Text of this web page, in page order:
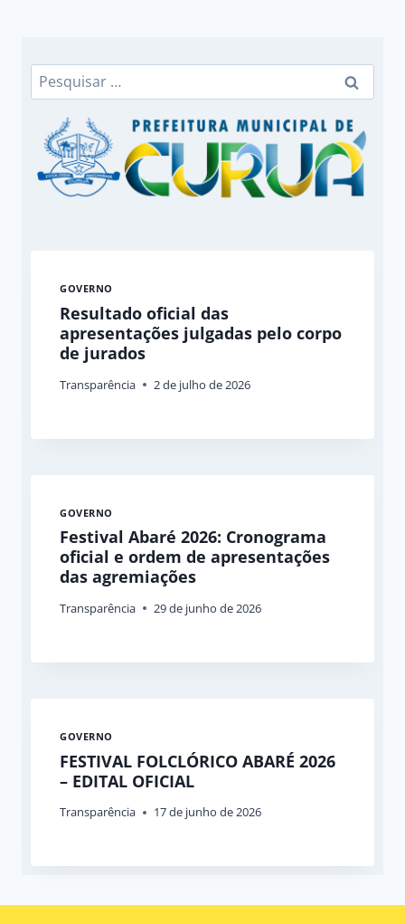
Pesquisar
por:
GOVERNO
Resultado oficial das
apresentações julgadas pelo corpo
de jurados
Transparência 2 de julho de 2026
GOVERNO
Festival Abaré 2026: Cronograma
oficial e ordem de apresentações
das agremiações
Transparência 29 de junho de 2026
GOVERNO
FESTIVAL FOLCLÓRICO ABARÉ 2026
– EDITAL OFICIAL
Transparência 17 de junho de 2026